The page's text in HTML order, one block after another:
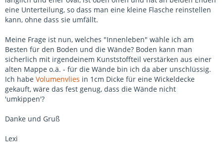
eine Unterteilung, so dass man eine kleine Flasche reinstellen
kann, ohne dass sie umfällt.
Meine Frage ist nun, welches "Innenleben" wähle ich am
Besten für den Boden und die Wände? Boden kann man
sicherlich mit irgendeinem Kunststoffteil verstärken aus einer
alten Mappe o.ä. - für die Wände bin ich da aber unschlüssig.
Ich habe Volumenvlies in 1cm Dicke für eine Wickeldecke
gekauft, wäre das fest genug, dass die Wände nicht
'umkippen'?
Danke und Gruß
Lexi